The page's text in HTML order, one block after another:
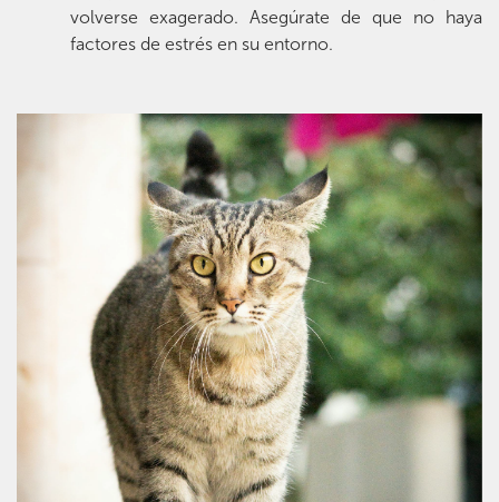
volverse exagerado. Asegúrate de que no haya
factores de estrés en su entorno.